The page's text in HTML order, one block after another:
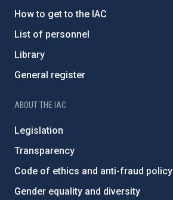
How to get to the IAC
List of personnel
Library
General register
ABOUT THE IAC
Legislation
Transparency
Code of ethics and anti-fraud policy
Gender equality and diversity